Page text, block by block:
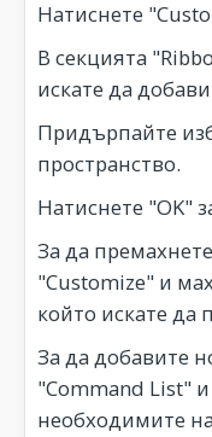
Натиснете
В секцията
искате да
Придърпайте
пространство.
Натиснете "OK"
За да
"Customize" и
който искате да
За да добавите
"Command List"
необходимите